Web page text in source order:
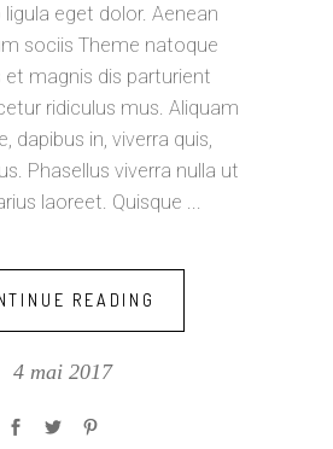
eget dolor. Aenean
sociis Theme natoque
et magnis dis parturient
ridiculus mus. Aliquam
dapibus in, viverra quis,
Phasellus viverra nulla ut
laoreet. Quisque
READING
4 mai 2017